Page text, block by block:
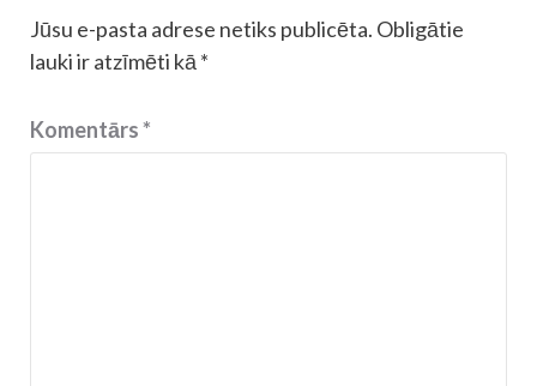
Jūsu e-pasta adrese netiks publicēta. Obligātie
lauki ir atzīmēti kā *
Komentārs*